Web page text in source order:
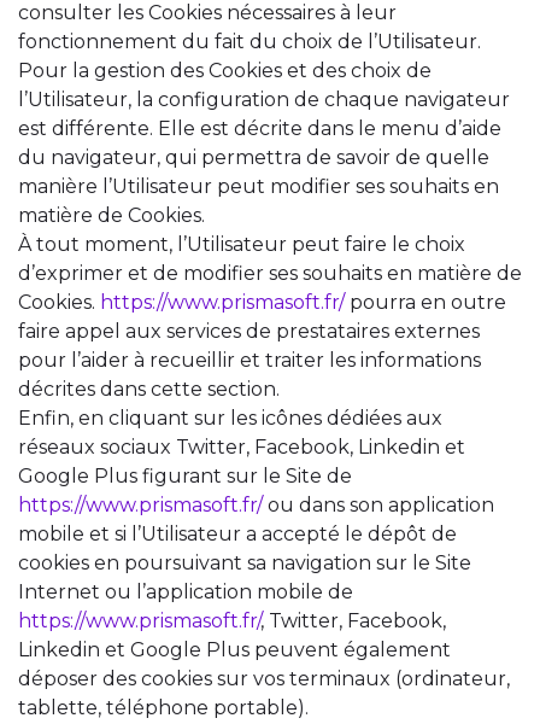
consulter les Cookies nécessaires à leur
fonctionnement du fait du choix de l’Utilisateur.
Pour la gestion des Cookies et des choix de
l’Utilisateur, la configuration de chaque navigateur
est différente. Elle est décrite dans le menu d’aide
du navigateur, qui permettra de savoir de quelle
manière l’Utilisateur peut modifier ses souhaits en
matière de Cookies.
À tout moment, l’Utilisateur peut faire le choix
d’exprimer et de modifier ses souhaits en matière de
Cookies. https://www.prismasoft.fr/pourra en outre
faire appel aux services de prestataires externes
pour l’aider à recueillir et traiter les informations
décrites dans cette section.
Enfin, en cliquant sur les icônes dédiées aux
réseaux sociaux Twitter, Facebook, Linkedin et
Google Plus figurant sur le Site de
https://www.prismasoft.fr/ou dans son application
mobile et si l’Utilisateur a accepté le dépôt de
cookies en poursuivant sa navigation sur le Site
Internet ou l’application mobile de
https://www.prismasoft.fr/, Twitter, Facebook,
Linkedin et Google Plus peuvent également
déposer des cookies sur vos terminaux (ordinateur,
tablette, téléphone portable).